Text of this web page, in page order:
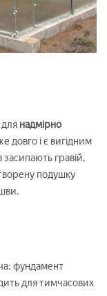
надмірно
довго і є вигідним
засипають гравій,
подушку
фундамент
для тимчасових